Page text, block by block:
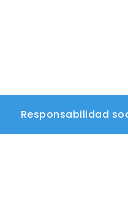
Responsabilidad